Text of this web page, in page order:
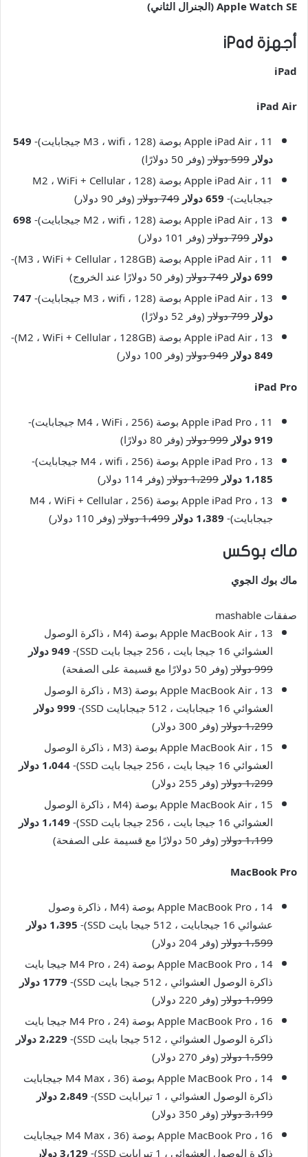
Apple Watch SE (الجنرال الثاني)
أجهزة iPad
iPad
iPad Air
Apple iPad Air ، 11 بوصة (M3 ، wifi ، 128 جيجابايت)-
549
دولار 599 دولار
(وفر 50 دولارًا)
Apple iPad Air ، 11 بوصة (M2 ، WiFi + Cellular ، 128
جيجابايت)- 659 دولار 749 دولار
(وفر 90 دولار)
Apple iPad Air ، 13 بوصة (M2 ، wifi ، 128 جيجابايت)-
698
دولار 799 دولار
(وفر 101 دولار)
Apple iPad Air ، 11 بوصة (M3 ، WiFi + Cellular ، 128GB)-
699 دولار
749 دولار
(وفر 50 دولارًا عند الخروج)
Apple iPad Air ، 13 بوصة (M3 ، wifi ، 128 جيجابايت)-
747
دولار 799 دولار
(وفر 52 دولارًا)
Apple iPad Air ، 13 بوصة (M2 ، WiFi + Cellular ، 128GB)-
849 دولار
949 دولار (وفر 100 دولار)
iPad Pro
Apple iPad Pro ، 11 بوصة (M4 ، WiFi ، 256 جيجابايت)-
919 دولار
999 دولار
(وفر 80 دولارًا)
Apple iPad Pro ، 13 بوصة (M4 ، wifi ، 256 جيجابايت)-
1،185 دولار
1،299 دولار
(وفر 114 دولار)
Apple iPad Pro ، 13 بوصة (M4 ، WiFi + Cellular ، 256
جيجابايت)- 1،389 دولار 1،499 دولار (وفر 110 دولار)
ماك بوكس
ماك بوك الجوي
صفقات mashable
Apple MacBook Air ، 13 بوصة (M4 ، ذاكرة الوصول
العشوائي 16 جيجا بايت ، 256 جيجا بايت SSD)-
949 دولار
999 دولار
(وفر 50 دولارًا مع قسيمة على الصفحة)
Apple MacBook Air ، 13 بوصة (M3 ، ذاكرة الوصول
العشوائي 16 جيجابايت ، 512 جيجابايت SSD)-
999 دولار
1،299 دولار
(وفر 300 دولار)
Apple MacBook Air ، 15 بوصة (M3 ، ذاكرة الوصول
العشوائي 16 جيجا بايت ، 256 جيجا بايت SSD)-
1،044 دولار
1،299 دولار
(وفر 255 دولار)
Apple MacBook Air ، 15 بوصة (M4 ، ذاكرة الوصول
العشوائي 16 جيجا بايت ، 256 جيجا بايت SSD)-
1،149 دولار
1،199 دولار
(وفر 50 دولارًا مع قسيمة على الصفحة)
MacBook Pro
Apple MacBook Pro ، 14 بوصة (M4 ، ذاكرة وصول
عشوائي 16 جيجابايت ، 512 جيجا بايت SSD)-
1،395 دولار
1،599 دولار
(وفر 204 دولار)
Apple MacBook Pro ، 14 بوصة (M4 Pro ، 24 جيجا بايت
ذاكرة الوصول العشوائي ، 512 جيجا بايت SSD)-
1779 دولار
1،999 دولار
(وفر 220 دولار)
Apple MacBook Pro ، 16 بوصة (M4 Pro ، 24 جيجا بايت
ذاكرة الوصول العشوائي ، 512 جيجا بايت SSD)-
2،229 دولار
1،599 دولار
(وفر 270 دولار)
Apple MacBook Pro ، 14 بوصة (M4 Max ، 36 جيجابايت
ذاكرة الوصول العشوائي ، 1 تيرابايت SSD)-
2،849 دولار
3،199 دولار
(وفر 350 دولار)
Apple MacBook Pro ، 16 بوصة (M4 Max ، 36 جيجابايت
ذاكرة الوصول العشوائي ، 1 تيرابايت SSD)-
3،129 دولار